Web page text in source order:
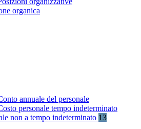
organica
annuale del personale
personale tempo indeterminato
non a tempo indeterminato 13